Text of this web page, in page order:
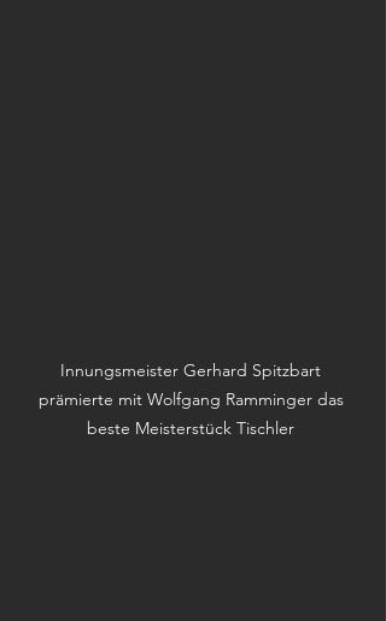
Innungsmeister Gerhard Spitzbart
prämierte mit Wolfgang Ramminger das
beste Meisterstück Tischler